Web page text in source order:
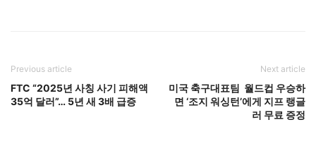
Previous article
FTC “2025년 사칭 사기 피해액
35억 달러”… 5년 새 3배 급증
Next article
미국 축구대표팀 월드컵 우승하
면 ‘조지 워싱턴’에게 지프 랭글
러 무료 증정